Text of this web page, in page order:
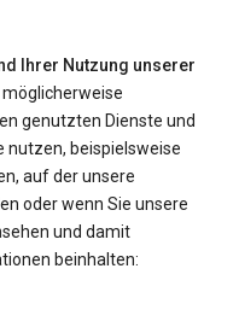
Ihrer Nutzung unserer
genutzten Dienste und
nutzen, beispielsweise
auf der unsere
oder wenn Sie unsere
und damit
beinhalten: